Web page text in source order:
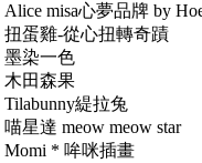
Alice misa心夢品牌 by
扭蛋雞-從心扭轉奇蹟
墨染一色
木田森果
Tilabunny緹拉兔
喵星達 meow meow star
Momi * 哞咪插畫